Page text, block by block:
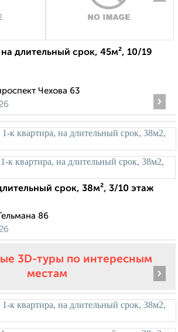
длительный срок, 45м², 10/19
Чехова 63
›
срок, 38м², 3/10 этаж
86
3D-туры по интересным
местам
›